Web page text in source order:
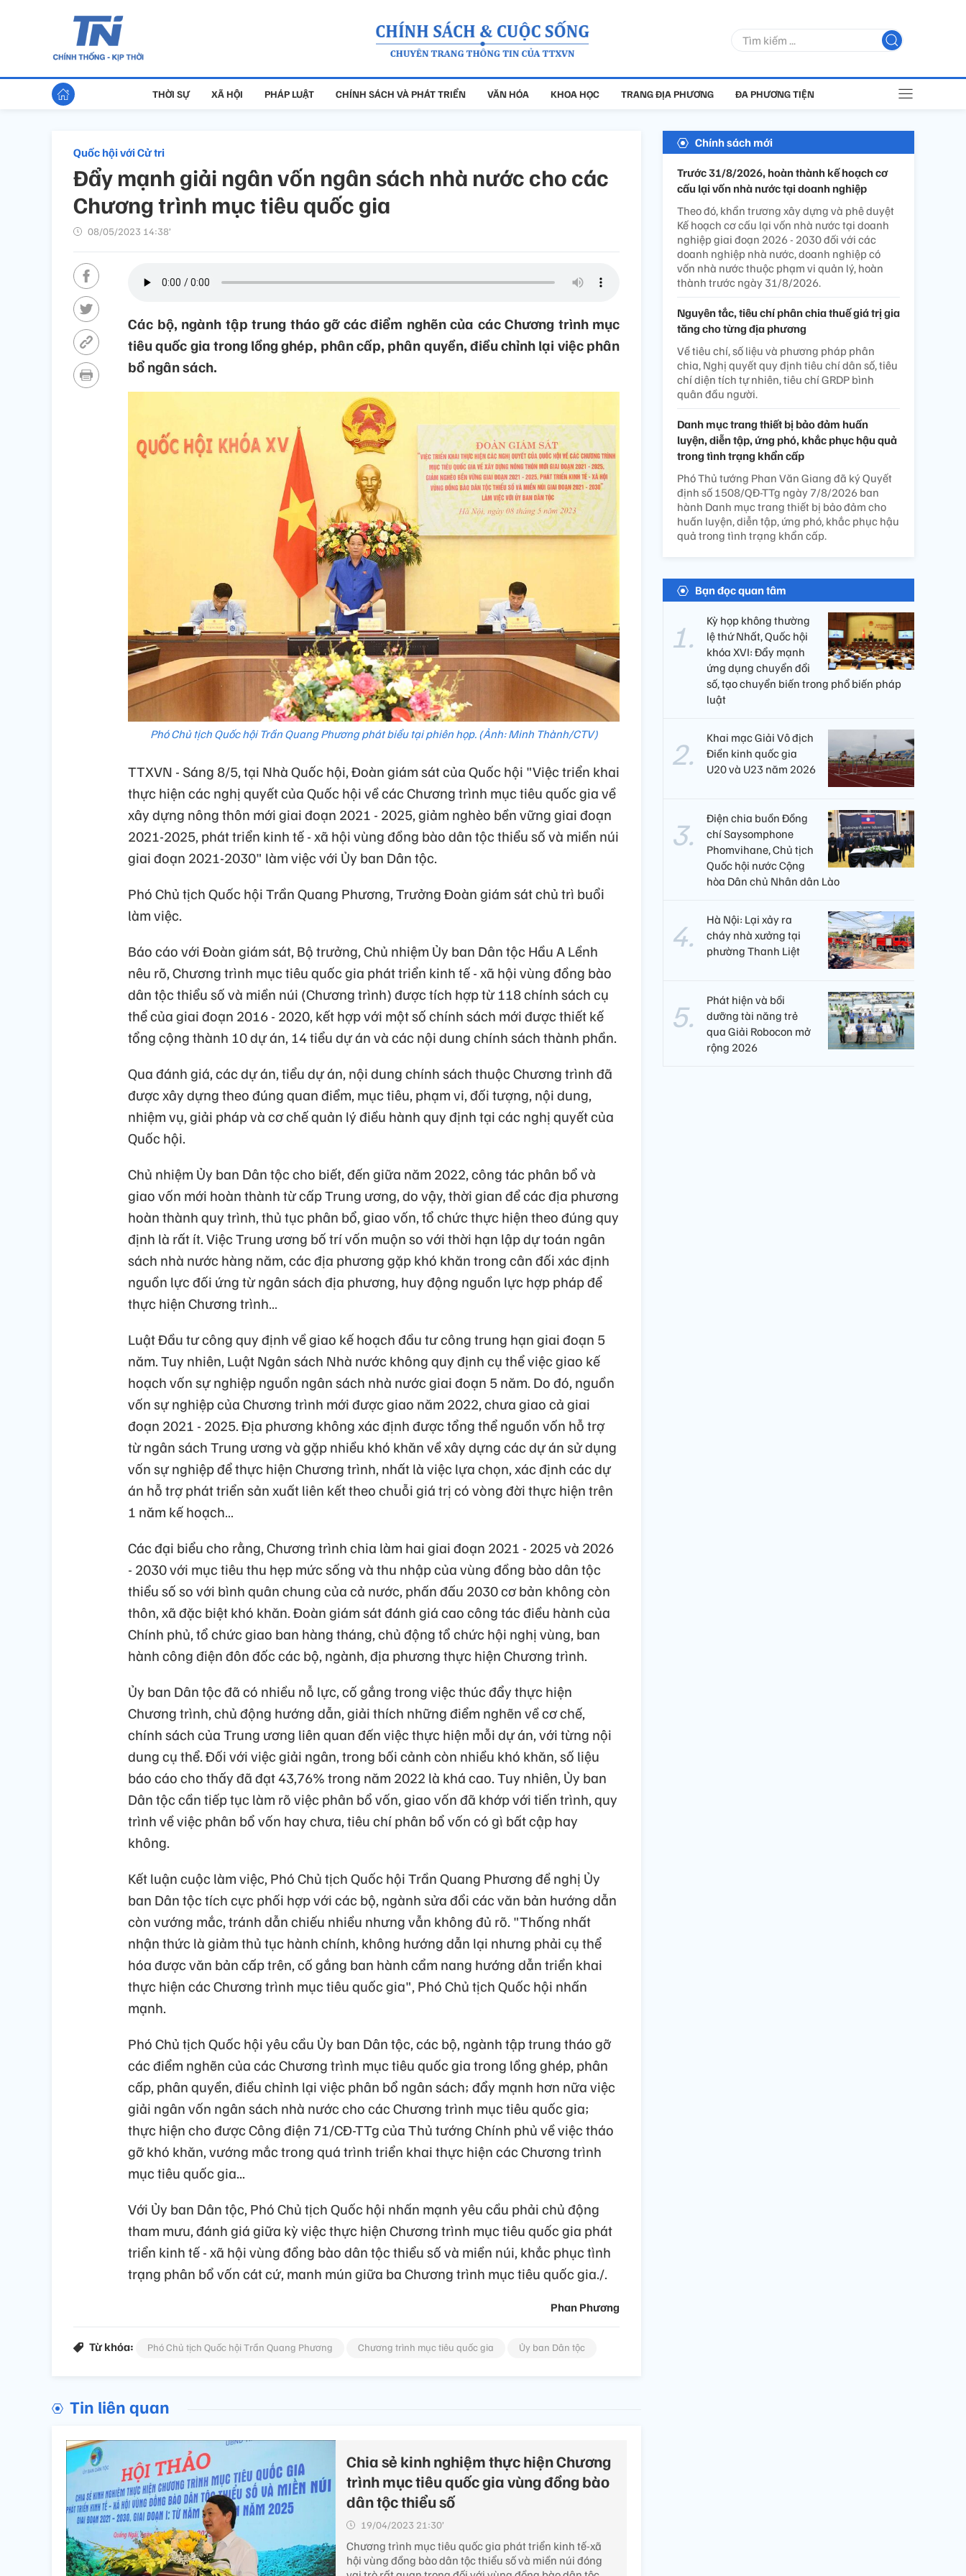
THỜI SỰ XÃ HỘI PHÁP LUẬT CHÍNH SÁCH VÀ PHÁT TRIỂN VĂN HÓA KHOA HỌC TRANG ĐỊA PHƯƠNG ĐA PHƯƠNG TIỆN
Quốc hội với Cử tri
Đẩy mạnh giải ngân vốn ngân sách nhà nước cho các
Chương trình mục tiêu quốc gia
08/05/2023 14:38’
Các bộ, ngành tập trung tháo gỡ các điểm nghẽn của các Chương trình mục
tiêu quốc gia trong lồng ghép, phân cấp, phân quyền, điều chỉnh lại việc phân
bổ ngân sách.
Phó Chủ tịch Quốc hội Trần Quang Phương phát biểu tại phiên họp. (Ảnh: Minh Thành/CTV)
TTXVN - Sáng 8/5, tại Nhà Quốc hội, Đoàn giám sát của Quốc hội "Việc triển khai
thực hiện các nghị quyết của Quốc hội về các Chương trình mục tiêu quốc gia về
xây dựng nông thôn mới giai đoạn 2021 - 2025, giảm nghèo bền vững giai đoạn
2021-2025, phát triển kinh tế - xã hội vùng đồng bào dân tộc thiểu số và miền núi
giai đoạn 2021-2030" làm việc với Ủy ban Dân tộc.
Phó Chủ tịch Quốc hội Trần Quang Phương, Trưởng Đoàn giám sát chủ trì buổi
làm việc.
Báo cáo với Đoàn giám sát, Bộ trưởng, Chủ nhiệm Ủy ban Dân tộc Hầu A Lềnh
nêu rõ, Chương trình mục tiêu quốc gia phát triển kinh tế - xã hội vùng đồng bào
dân tộc thiểu số và miền núi (Chương trình) được tích hợp từ 118 chính sách cụ
thể của giai đoạn 2016 - 2020, kết hợp với một số chính sách mới được thiết kế
tổng cộng thành 10 dự án, 14 tiểu dự án và các nội dung chính sách thành phần.
Qua đánh giá, các dự án, tiểu dự án, nội dung chính sách thuộc Chương trình đã
được xây dựng theo đúng quan điểm, mục tiêu, phạm vi, đối tượng, nội dung,
nhiệm vụ, giải pháp và cơ chế quản lý điều hành quy định tại các nghị quyết của
Quốc hội.
Chủ nhiệm Ủy ban Dân tộc cho biết, đến giữa năm 2022, công tác phân bổ và
giao vốn mới hoàn thành từ cấp Trung ương, do vậy, thời gian để các địa phương
hoàn thành quy trình, thủ tục phân bổ, giao vốn, tổ chức thực hiện theo đúng quy
định là rất ít. Việc Trung ương bố trí vốn muộn so với thời hạn lập dự toán ngân
sách nhà nước hàng năm, các địa phương gặp khó khăn trong cân đối xác định
nguồn lực đối ứng từ ngân sách địa phương, huy động nguồn lực hợp pháp để
thực hiện Chương trình…
Luật Đầu tư công quy định về giao kế hoạch đầu tư công trung hạn giai đoạn 5
năm. Tuy nhiên, Luật Ngân sách Nhà nước không quy định cụ thể việc giao kế
hoạch vốn sự nghiệp nguồn ngân sách nhà nước giai đoạn 5 năm. Do đó, nguồn
vốn sự nghiệp của Chương trình mới được giao năm 2022, chưa giao cả giai
đoạn 2021 - 2025. Địa phương không xác định được tổng thể nguồn vốn hỗ trợ
từ ngân sách Trung ương và gặp nhiều khó khăn về xây dựng các dự án sử dụng
vốn sự nghiệp để thực hiện Chương trình, nhất là việc lựa chọn, xác định các dự
án hỗ trợ phát triển sản xuất liên kết theo chuỗi giá trị có vòng đời thực hiện trên
1 năm kế hoạch…
Các đại biểu cho rằng, Chương trình chia làm hai giai đoạn 2021 - 2025 và 2026
- 2030 với mục tiêu thu hẹp mức sống và thu nhập của vùng đồng bào dân tộc
thiểu số so với bình quân chung của cả nước, phấn đấu 2030 cơ bản không còn
thôn, xã đặc biệt khó khăn. Đoàn giám sát đánh giá cao công tác điều hành của
Chính phủ, tổ chức giao ban hàng tháng, chủ động tổ chức hội nghị vùng, ban
hành công điện đôn đốc các bộ, ngành, địa phương thực hiện Chương trình.
Ủy ban Dân tộc đã có nhiều nỗ lực, cố gắng trong việc thúc đẩy thực hiện
Chương trình, chủ động hướng dẫn, giải thích những điểm nghẽn về cơ chế,
chính sách của Trung ương liên quan đến việc thực hiện mỗi dự án, với từng nội
dung cụ thể. Đối với việc giải ngân, trong bối cảnh còn nhiều khó khăn, số liệu
báo cáo cho thấy đã đạt 43,76% trong năm 2022 là khá cao. Tuy nhiên, Ủy ban
Dân tộc cần tiếp tục làm rõ việc phân bổ vốn, giao vốn đã khớp với tiến trình, quy
trình về việc phân bổ vốn hay chưa, tiêu chí phân bổ vốn có gì bất cập hay
không.
Kết luận cuộc làm việc, Phó Chủ tịch Quốc hội Trần Quang Phương đề nghị Ủy
ban Dân tộc tích cực phối hợp với các bộ, ngành sửa đổi các văn bản hướng dẫn
còn vướng mắc, tránh dẫn chiếu nhiều nhưng vẫn không đủ rõ. "Thống nhất
nhận thức là giảm thủ tục hành chính, không hướng dẫn lại nhưng phải cụ thể
hóa được văn bản cấp trên, cố gắng ban hành cẩm nang hướng dẫn triển khai
thực hiện các Chương trình mục tiêu quốc gia", Phó Chủ tịch Quốc hội nhấn
mạnh.
Phó Chủ tịch Quốc hội yêu cầu Ủy ban Dân tộc, các bộ, ngành tập trung tháo gỡ
các điểm nghẽn của các Chương trình mục tiêu quốc gia trong lồng ghép, phân
cấp, phân quyền, điều chỉnh lại việc phân bổ ngân sách; đẩy mạnh hơn nữa việc
giải ngân vốn ngân sách nhà nước cho các Chương trình mục tiêu quốc gia;
thực hiện cho được Công điện 71/CĐ-TTg của Thủ tướng Chính phủ về việc tháo
gỡ khó khăn, vướng mắc trong quá trình triển khai thực hiện các Chương trình
mục tiêu quốc gia...
Với Ủy ban Dân tộc, Phó Chủ tịch Quốc hội nhấn mạnh yêu cầu phải chủ động
tham mưu, đánh giá giữa kỳ việc thực hiện Chương trình mục tiêu quốc gia phát
triển kinh tế - xã hội vùng đồng bào dân tộc thiểu số và miền núi, khắc phục tình
trạng phân bổ vốn cát cứ, manh mún giữa ba Chương trình mục tiêu quốc gia./.
Phan Phương
Từ khóa: Phó Chủ tịch Quốc hội Trần Quang Phương Chương trình mục tiêu quốc gia Ủy ban Dân tộc
Tin liên quan
Chia sẻ kinh nghiệm thực hiện Chương
trình mục tiêu quốc gia vùng đồng bào
dân tộc thiểu số
19/04/2023 21:30’
Chương trình mục tiêu quốc gia phát triển kinh tế-xã
hội vùng đồng bào dân tộc thiểu số và miền núi đóng
Chính sách mới
Trước 31/8/2026, hoàn thành kế hoạch cơ
cấu lại vốn nhà nước tại doanh nghiệp
Theo đó, khẩn trương xây dựng và phê duyệt
Kế hoạch cơ cấu lại vốn nhà nước tại doanh
nghiệp giai đoạn 2026 - 2030 đối với các
doanh nghiệp nhà nước, doanh nghiệp có
vốn nhà nước thuộc phạm vi quản lý, hoàn
thành trước ngày 31/8/2026.
Nguyên tắc, tiêu chí phân chia thuế giá trị gia
tăng cho từng địa phương
Về tiêu chí, số liệu và phương pháp phân
chia, Nghị quyết quy định tiêu chí dân số, tiêu
chí diện tích tự nhiên, tiêu chí GRDP bình
quân đầu người.
Danh mục trang thiết bị bảo đảm huấn
luyện, diễn tập, ứng phó, khắc phục hậu quả
trong tình trạng khẩn cấp
Phó Thủ tướng Phan Văn Giang đã ký Quyết
định số 1508/QĐ-TTg ngày 7/8/2026 ban
hành Danh mục trang thiết bị bảo đảm cho
huấn luyện, diễn tập, ứng phó, khắc phục hậu
quả trong tình trạng khẩn cấp.
Bạn đọc quan tâm
Kỳ họp không thường
lệ thứ Nhất, Quốc hội
khóa XVI: Đẩy mạnh
ứng dụng chuyển đổi
số, tạo chuyển biến trong phổ biến pháp
luật
Khai mạc Giải Vô địch
Điền kinh quốc gia
U20 và U23 năm 2026
Điện chia buồn Đồng
chí Saysomphone
Phomvihane, Chủ tịch
Quốc hội nước Cộng
hòa Dân chủ Nhân dân Lào
Hà Nội: Lại xảy ra
cháy nhà xưởng tại
phường Thanh Liệt
Phát hiện và bồi
dưỡng tài năng trẻ
qua Giải Robocon mở
rộng 2026